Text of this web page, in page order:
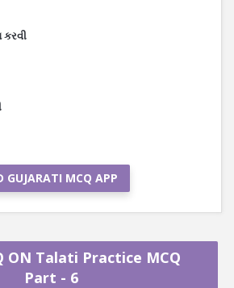
GUJARATI MCQ APP
ON Talati Practice MCQ
Part - 6